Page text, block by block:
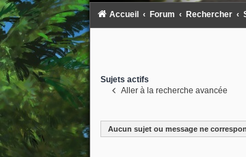
Accueil Forum Rechercher
Sujets actifs
Aller à la recherche avancée
Aucun sujet ou message ne